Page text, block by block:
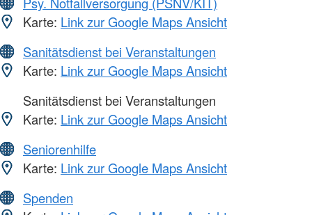
Karte: Link zur Google Maps Ansicht
Sanitätsdienst bei Veranstaltungen
Karte: Link zur Google Maps Ansicht
Sanitätsdienst bei Veranstaltungen
Karte: Link zur Google Maps Ansicht
Seniorenhilfe
Karte: Link zur Google Maps Ansicht
Spenden